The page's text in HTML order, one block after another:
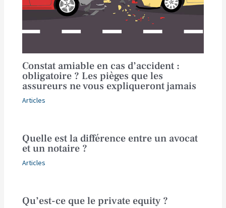
Constat amiable en cas d’accident :
obligatoire ? Les pièges que les
assureurs ne vous expliqueront jamais
Articles
Quelle est la différence entre un avocat
et un notaire ?
Articles
Qu’est-ce que le private equity ?